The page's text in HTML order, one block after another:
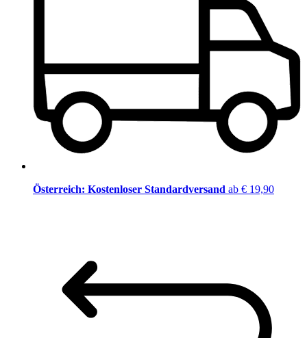
Österreich: Kostenloser Standardversand ab € 19,90